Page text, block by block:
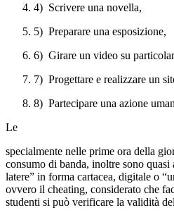
4) Scrivere una novella,
5) Preparare una esposizione,
6) Girare un video su
7) Progettare e realizzare un
8) Partecipare una azione
Le
specialmente nelle prime ora della
consumo di banda, inoltre sono
latere” in forma cartacea, digitale o
ovvero il cheating, considerato che
studenti si può verificare la validità